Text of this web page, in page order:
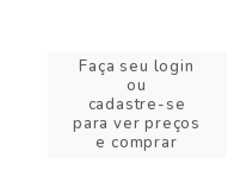
Faça seu login
ou
cadastre-se
para ver preços
e comprar